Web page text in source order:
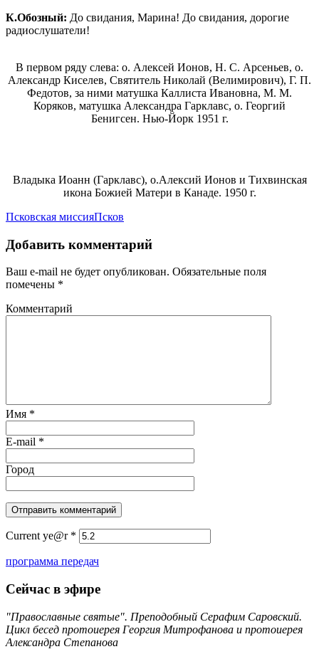
К.Обозный: До свидания, Марина! До свидания, дорогие
радиослушатели!
В первом ряду слева: о. Алексей Ионов, Н. С. Арсеньев, о.
Александр Киселев, Святитель Николай (Велимирович), Г. П.
Федотов, за ними матушка Каллиста Ивановна, М. М.
Коряков, матушка Александра Гарклавс, о. Георгий
Бенигсен. Нью-Йорк 1951 г.
Владыка Иоанн (Гарклавс), о.Алексий Ионов и Тихвинская
икона Божией Матери в Канаде. 1950 г.
Псковская миссияПсков
Добавить комментарий
Ваш e-mail не будет опубликован. Обязательные поля
помечены *
Комментарий
Имя *
E-mail *
Город
Current ye@r *
программа передач
Сейчас в эфире
"Православные святые". Преподобный Серафим Саровский.
Цикл бесед протоиерея Георгия Митрофанова и протоиерея
Александра Степанова